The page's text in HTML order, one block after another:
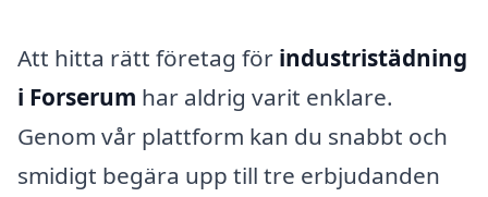
Att hitta rätt företag för industristädning
i Forserum har aldrig varit enklare.
Genom vår plattform kan du snabbt och
smidigt begära upp till tre erbjudanden